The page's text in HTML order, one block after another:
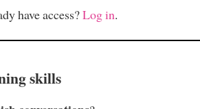
have access?Log in.
skills